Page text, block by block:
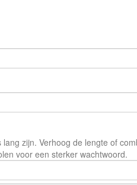
zijn. Verhoog de lengte of
voor een sterker wachtwoord.